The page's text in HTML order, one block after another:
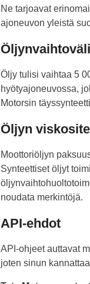
Ne tarjoavat
ajoneuvon yleistä
Öljy tulisi vaihtaa 5
hyötyajoneuvossa,
Motorsin
Öljyn
Moottoriöljyn
Synteettiset öljyt
noudata merkintöjä.
API-ehdot
API-ohjeet auttavat
joten sinun